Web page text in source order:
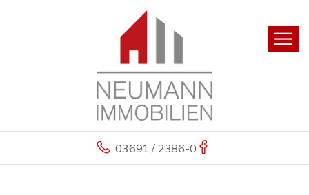
03691 / 2386-0